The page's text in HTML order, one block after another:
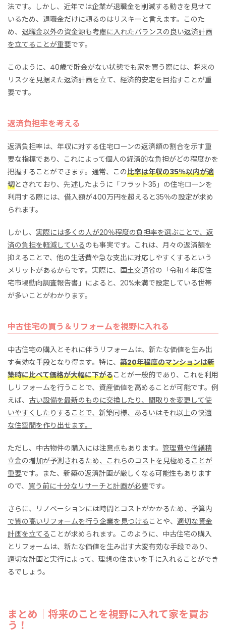
法です。しかし、近年では企業が退職金を削減する動きを見せて
いるため、退職金だけに頼るのはリスキーと言えます。このた
め、 退職金以外の資金源も考慮に入れたバランスの良い返済計画
を立てることが重要です。
このように、40歳で貯金がない状態でも家を買う際には、将来の
リスクを見据えた返済計画を立て、経済的安定を目指すことが重
要です。
返済負担率を考える
返済負担率は、年収に対する住宅ローンの返済額の割合を示す重
要な指標であり、これによって個人の経済的な負担がどの程度かを
把握することができます。通常、この比率は年収の35％以内が適
切とされており、先述したように「フラット35」の住宅ローンを
利用する際には、借入額が400万円を超えると35％の設定が求め
られます。
しかし、 実際には多くの人が20％程度の負担率を選ぶことで、返
済の負担を軽減しているのも事実です。これは、月々の返済額を
抑えることで、他の生活費や急な支出に対応しやすくするという
メリットがあるからです。実際に、国土交通省の「令和４年度住
宅市場動向調査報告書」によると、20%未満で設定している世帯
が多いことがわかります。
中古住宅の買う＆リフォームを視野に入れる
中古住宅の購入とそれに伴うリフォームは、新たな価値を生み出
す有効な手段となり得ます。特に、 築20年程度のマンションは新
築時に比べて価格が大幅に下がることが一般的であり、これを利用
しリフォームを行うことで、資産価値を高めることが可能です。例
えば、 古い設備を最新のものに交換したり、間取りを変更して使
いやすくしたりすることで、新築同様、あるいはそれ以上の快適
な住空間を作り出せます。
ただし、中古物件の購入には注意点もあります。 管理費や修繕積
立金の増加が予測されるため、これらのコストを見極めることが
重要です。また、新築の返済計画が厳しくなる可能性もあります
ので、 買う前に十分なリサーチと計画が必要です。
さらに、リノベーションには時間とコストがかかるため、 予算内
で質の高いリフォームを行う企業を見つける ことや、 適切な資金
計画を立てる ことが求められます。このように、中古住宅の購入
とリフォームは、新たな価値を生み出す大変有効な手段であり、
適切な計画と実行によって、理想の住まいを手に入れることができ
るでしょう。
まとめ｜将来のことを視野に入れて家を買お
う！